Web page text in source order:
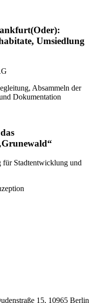
Umsiedlung
Absammeln der
Dokumentation
für Stadtentwicklung und
15, 10965 Berlin